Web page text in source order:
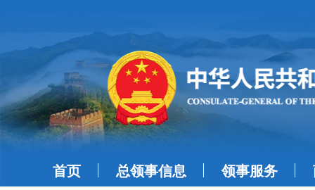
首页 总领事信息 领事服务